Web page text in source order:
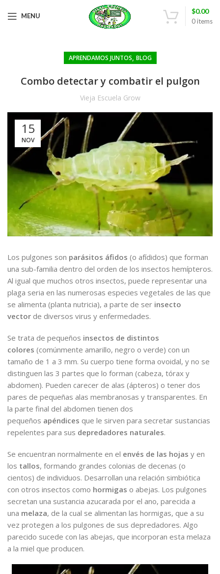
MENU
0items
$0.00
APRENDAMOS JUNTOS, BLOG
Combo detectar y combatir el pulgon
Vieja Escuela Grow
15
NOV
Los pulgones son parásitos áfidos (o afídidos) que forman
una sub-familia dentro del orden de los insectos hemípteros.
Al igual que muchos otros insectos, puede representar una
plaga seria en las numerosas especies vegetales de las que
se alimenta (planta nutricia), a parte de ser insecto
vector de diversos virus y enfermedades.
Se trata de pequeños insectos de distintos
colores (comúnmente amarillo, negro o verde) con un
tamaño de 1 a 3 mm. Su cuerpo tiene forma ovoidal, y no se
distinguen las 3 partes que lo forman (cabeza, tórax y
abdomen). Pueden carecer de alas (ápteros) o tener dos
pares de pequeñas alas membranosas y transparentes. En
la parte final del abdomen tienen dos
pequeños apéndices que le sirven para secretar sustancias
repelentes para sus depredadores naturales.
Se encuentran normalmente en el envés de las hojas y en
los tallos, formando grandes colonias de decenas (o
cientos) de individuos. Desarrollan una relación simbiótica
con otros insectos como hormigas o abejas. Los pulgones
secretan una sustancia azucarada por el ano, parecida a
una melaza, de la cual se alimentan las hormigas, que a su
vez protegen a los pulgones de sus depredadores. Algo
parecido sucede con las abejas, que incorporan esta melaza
a la miel que producen.